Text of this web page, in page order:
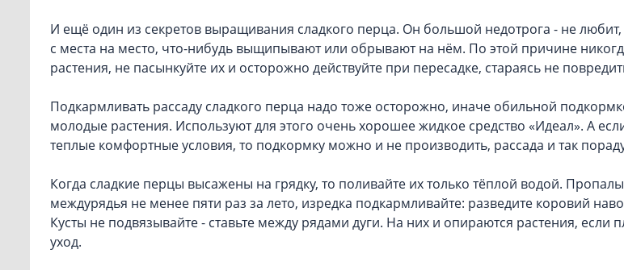
И ещё один из секретов выращивания сладкого перца. Он большой недотрога - не любит,
с места на место, что-нибудь выщипывают или обрывают на нём. По этой причине
растения, не пасынкуйте их и осторожно действуйте при пересадке, стараясь не
Подкармливать рассаду сладкого перца надо тоже осторожно, иначе обильной
молодые растения. Используют для этого очень хорошее жидкое средство «Идеал». А
теплые комфортные условия, то подкормку можно и не производить, рассада и так
Когда сладкие перцы высажены на грядку, то поливайте их только тёплой водой.
междурядья не менее пяти раз за лето, изредка подкармливайте: разведите коровий
Кусты не подвязывайте - ставьте между рядами дуги. На них и опираются растения, если
уход.